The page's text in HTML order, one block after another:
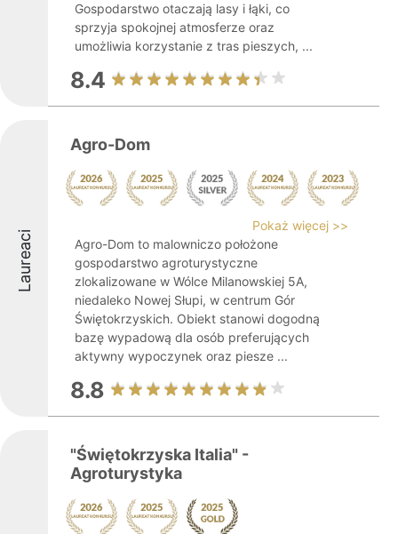
Gospodarstwo otaczają lasy i łąki, co
sprzyja spokojnej atmosferze oraz
umożliwia korzystanie z tras pieszych, ...
8.4
Laureaci
Agro-Dom
Pokaż więcej >>
Agro-Dom to malowniczo położone
gospodarstwo agroturystyczne
zlokalizowane w Wólce Milanowskiej 5A,
niedaleko Nowej Słupi, w centrum Gór
Świętokrzyskich. Obiekt stanowi dogodną
bazę wypadową dla osób preferujących
aktywny wypoczynek oraz piesze ...
8.8
"Świętokrzyska Italia" -
Agroturystyka